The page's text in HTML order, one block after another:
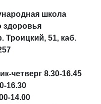
школа
здоровья
Троицкий, 51, каб.
четверг 8.30-16.45
16.30
14.00